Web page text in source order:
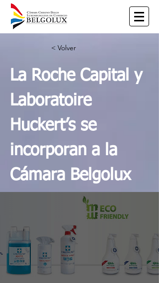
< Volver
La Roche Capital y
Laboratoire
Huckert’s se
incorporan a la
Cámara Belgolux